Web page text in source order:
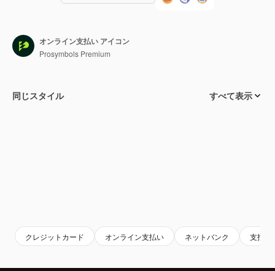
オンライン支払い アイコン
Prosymbols Premium
同じスタイル すべて表示
クレジットカード オンライン支払い ネットバンク 支払方